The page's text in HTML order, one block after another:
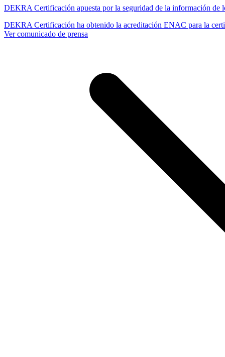
DEKRA Certificación apuesta por la seguridad de la información de
DEKRA Certificación ha obtenido la acreditación ENAC para la
Ver comunicado de prensa